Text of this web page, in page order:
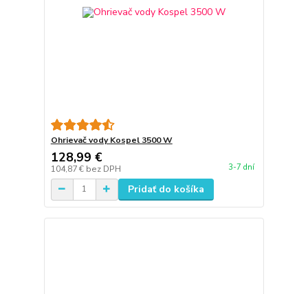
Ohrievač vody Kospel 3500 W
128,99 €
104,87 € bez DPH 3-7 dní
Pridať do košíka